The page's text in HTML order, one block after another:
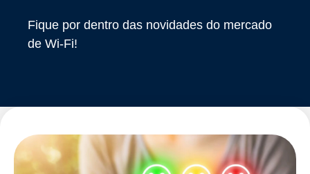
Fique por dentro das novidades do mercado
de Wi-Fi!